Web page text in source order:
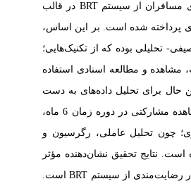
مسافران از سیستمBRT در قالب
پرداخته شده است. بر این اساس،
تحلیلی بوده که از تکنیک‌هایی؛
و مطالعه اسنادی استفاده
برای تحلیل داده‌های به دست
آمده، علاوه‌بر مشاهده مشارکتی در دوره زمان 6 ماه،
چون تحلیل عاملی، رگرسیون و
نتایج تحقیق نشان‌دهنده مؤثر
رضایت‌مندی از سیستمBRT است.